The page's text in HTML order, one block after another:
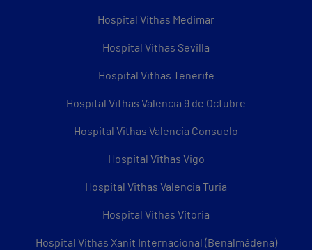
Hospital Vithas Medimar
Hospital Vithas Sevilla
Hospital Vithas Tenerife
Hospital Vithas Valencia 9 de Octubre
Hospital Vithas Valencia Consuelo
Hospital Vithas Vigo
Hospital Vithas Valencia Turia
Hospital Vithas Vitoria
Hospital Vithas Xanit Internacional (Benalmádena)